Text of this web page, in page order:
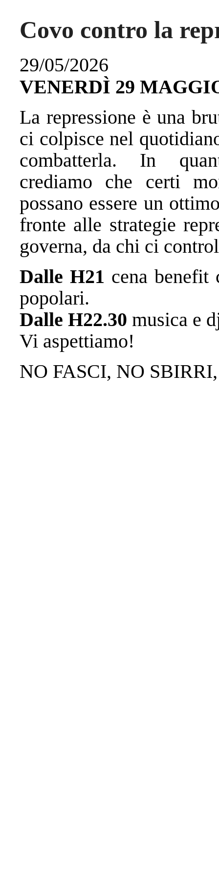
Covo contro la
29/05/2026
️VENERDÌ 29
La repressione è una
ci colpisce nel
combatterla. In
crediamo che certi
possano essere un
fronte alle strategie
governa, da chi ci
Dalle H21 cena benefit
popolari.
Dalle H22.30 musica e
Vi aspettiamo!
NO FASCI, NO